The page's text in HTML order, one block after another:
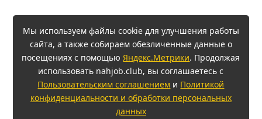
Мы используем файлы cookie для улучшения работы
сайта, а также собираем обезличенные данные о
посещениях с помощьюЯндекс.Метрики. Продолжая
использовать nahjob.club, вы соглашаетесь с
Пользовательским соглашением и Политикой
конфиденциальности и обработки персональных
данных